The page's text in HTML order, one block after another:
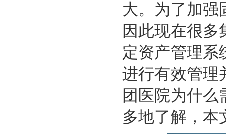
大。 为了 加强
因此现在很多
定资产管理系
进行有效管理
团医院为什么
多地了解，本